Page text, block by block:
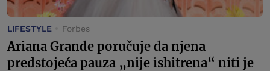
LIFESTYLE Forbes
Ariana Grande poručuje da njena
predstojeća pauza „nije ishitrena“ niti je